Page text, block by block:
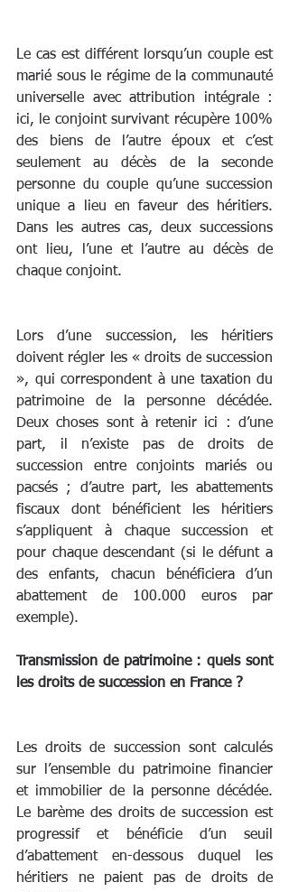
Le cas est différent lorsqu’un couple est
marié sous le régime de la communauté
universelle avec attribution intégrale :
ici, le conjoint survivant récupère 100%
des biens de l’autre époux et c’est
seulement au décès de la seconde
personne du couple qu’une succession
unique a lieu en faveur des héritiers.
Dans les autres cas, deux successions
ont lieu, l’une et l’autre au décès de
chaque conjoint.
Lors d’une succession, les héritiers
doivent régler les « droits de succession
», qui correspondent à une taxation du
patrimoine de la personne décédée.
Deux choses sont à retenir ici : d’une
part, il n’existe pas de droits de
succession entre conjoints mariés ou
pacsés ; d’autre part, les abattements
fiscaux dont bénéficient les héritiers
s’appliquent à chaque succession et
pour chaque descendant (si le défunt a
des enfants, chacun bénéficiera d’un
abattement de 100.000 euros par
exemple).
Transmission de patrimoine : quels sont
les droits de succession en France ?
Les droits de succession sont calculés
sur l’ensemble du patrimoine financier
et immobilier de la personne décédée.
Le barème des droits de succession est
progressif et bénéficie d’un seuil
d’abattement en-dessous duquel les
héritiers ne paient pas de droits de